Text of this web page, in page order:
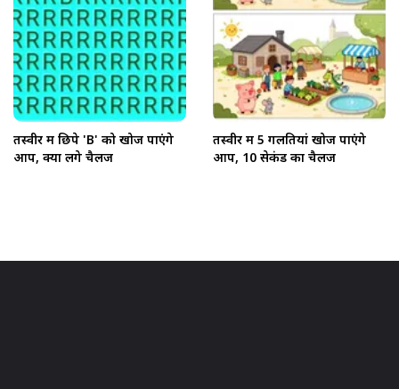
तस्वीर में छिपे 'B' को खोज पाएंगे
आप, क्या लेंगे चैलेंज
तस्वीर में 5 गलतियां खोज पाएंगे
आप, 10 सेकंड का चैलेंज